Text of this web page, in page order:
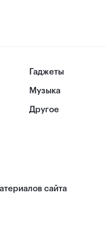
Гаджеты
Музыка
Другое
сайта